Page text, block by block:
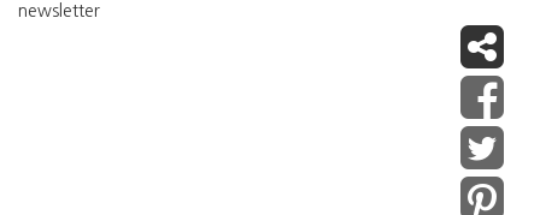
newsletter